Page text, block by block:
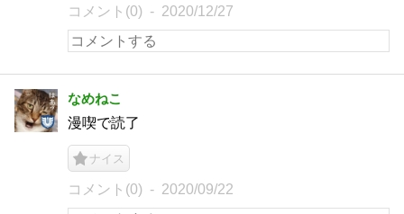
コメント(0) 2020/12/27
なめねこ
漫喫で読了
ナイス
コメント(0) 2020/09/22